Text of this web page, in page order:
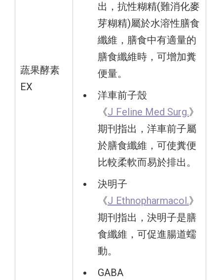
蔬果酵素
EX
出，抗性糊精(難消化麥
芽糊精)屬於水溶性膳食
纖維，膳食中有適量的
膳食纖維時，可增加糞
便量。
洋車前子殼
《J Feline Med Surg.》
期刊指出，洋車前子屬
於膳食纖維，可使糞便
比較柔軟而易於排出。
決明子
《J Ethnopharmacol.》
期刊指出，決明子是膳
食纖維，可促進腸道蠕
動。
GABA